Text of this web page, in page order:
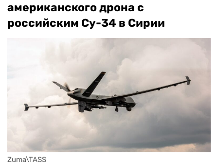
американского дрона с
российским Су-34 в Сирии
Zuma\TASS